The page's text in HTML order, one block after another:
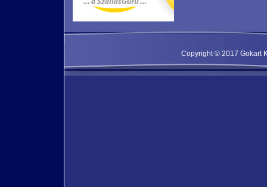
Copyright © 2017 Gokart